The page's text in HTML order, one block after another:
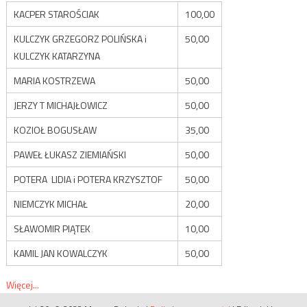
KACPER STAROŚCIAK
100,00
KULCZYK GRZEGORZ POLIŃSKA i
KULCZYK KATARZYNA
50,00
MARIA KOSTRZEWA
50,00
JERZY T MICHAJŁOWICZ
50,00
KOZIOŁ BOGUSŁAW
35,00
PAWEŁ ŁUKASZ ZIEMIAŃSKI
50,00
POTERA LIDIA i POTERA KRZYSZTOF
50,00
NIEMCZYK MICHAŁ
20,00
SŁAWOMIR PIĄTEK
10,00
KAMIL JAN KOWALCZYK
50,00
Więcej...